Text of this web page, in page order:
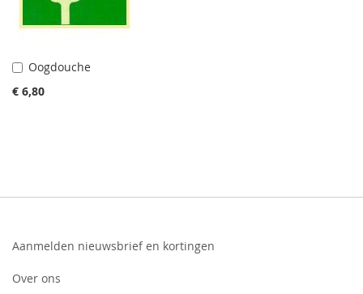
Oogdouche
€ 6,80
In
winkelwagen
Aanmelden nieuwsbrief en kortingen
Over ons